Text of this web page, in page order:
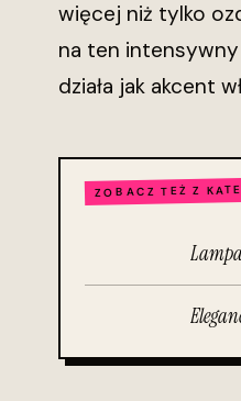
więcej niż tylko
na ten
działa jak akcent
ZOBACZ TEŻ Z